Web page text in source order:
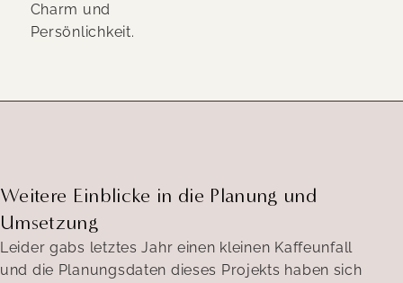
Charm und
Persönlichkeit.
Weitere Einblicke in die Planung und
Umsetzung
Leider gabs letztes Jahr einen kleinen Kaffeunfall
und die Planungsdaten dieses Projekts haben sich